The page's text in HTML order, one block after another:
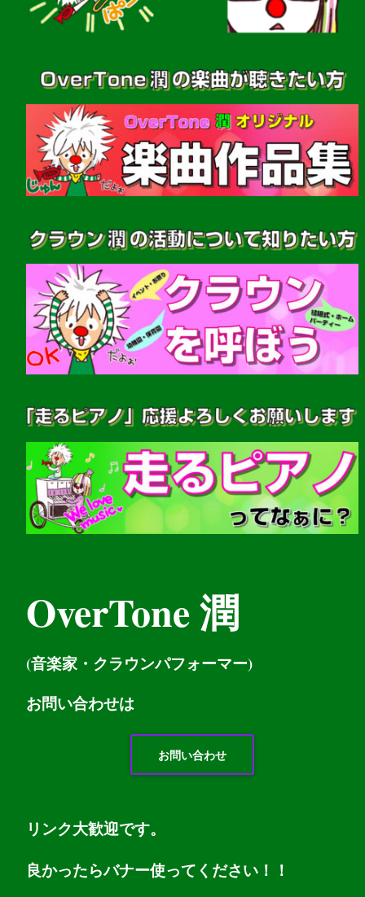
OverTone 潤
(音楽家・クラウンパフォーマー)
お問い合わせは
お問い合わせ
リンク大歓迎です。
良かったらバナー使ってください！！